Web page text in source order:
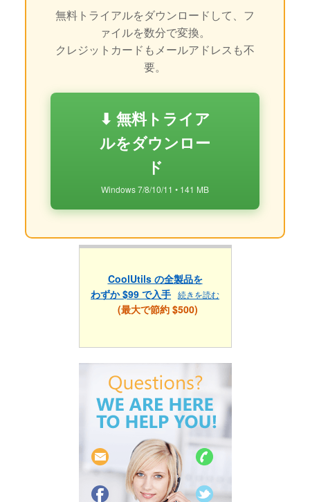
無料トライアルをダウンロードして、フ
ァイルを数分で変換。
クレジットカードもメールアドレスも不
要。
⬇ 無料トライア
ルをダウンロー
ド
Windows 7/8/10/11 • 141 MB
CoolUtils の全製品を
わずか $99 で入手 続きを読む
(最大で節約 $500)